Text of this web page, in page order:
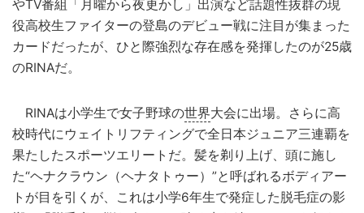
やTV番組「月曜から夜更かし」出演など話題性抜群の現
役高校生ファイターの登島のデビュー戦に注目が集まった
カードだったが、ひと際強烈な存在感を発揮したのが25歳
のRINAだ。
RINAは小学生で女子野球の世界大会に出場。さらに高
校時代にウェイトリフティングで全日本ジュニア三連覇を
果たしたスポーツエリートだ。髪を剃り上げ、頭に施し
た“ヘナクラウン（ヘナタトゥー）”と呼ばれるボディアー
トが目を引くが、これは小学6年生で発症した脱毛症の影